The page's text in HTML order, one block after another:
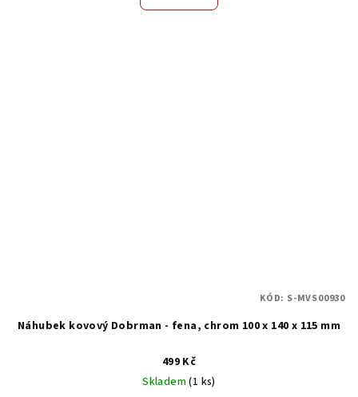
Náhubek kovový Dobrman - fena, chrom 100 x 140 x 115 mm
499 Kč
Skladem(1 ks)
KÓD: S-MVS00930